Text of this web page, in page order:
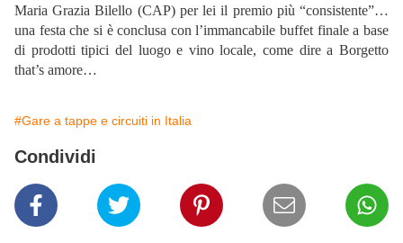
Maria Grazia Bilello (CAP) per lei il premio più “consistente”…
una festa che si è conclusa con l’immancabile buffet finale a base
di prodotti tipici del luogo e vino locale, come dire a Borgetto
that’s amore…
#Gare a tappe e circuiti in Italia
Condividi